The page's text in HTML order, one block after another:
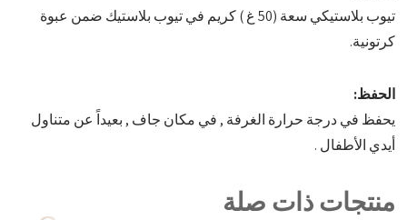
تيوب بلاستيكي سعة (50 غ ) كريم في تيوب بلاستيك ضمن عبوة
كرتونية.
الحفظ:
يحفظ في درجة حرارة الغرفة , في مكان جاف , بعيداً عن متناول
أيدي الأطفال .
منتجات ذات صلة